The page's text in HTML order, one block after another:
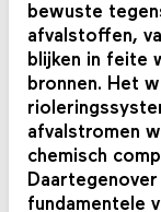
bewuste
afvalstoffen,
blijken in feite
bronnen. Het
afvalstromen
chemisch
fundamentele